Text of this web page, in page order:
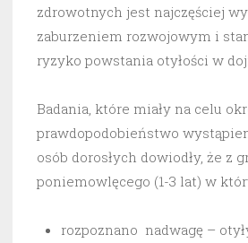
zdrowotnych jest najczęściej
zaburzeniem rozwojowym i
ryzyko powstania otyłości w
Badania, które miały na celu
prawdopodobieństwo
osób dorosłych dowiodły, że z
poniemowlęcego (1-3 lat) w
rozpoznano nadwagę –